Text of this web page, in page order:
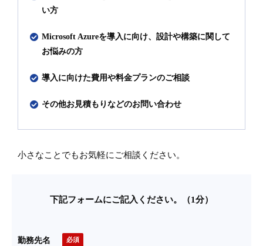
い方
Microsoft Azureを導入に向け、設計や構築に関して
お悩みの方
導入に向けた費用や料金プランのご相談
その他お見積もりなどのお問い合わせ
小さなことでもお気軽にご相談ください。
下記フォームにご記入ください。（1分）
勤務先名